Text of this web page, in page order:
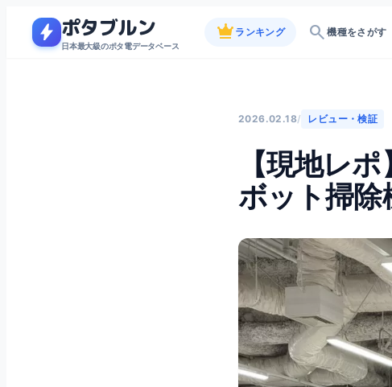
bolt ポタブルン
日本最大級のポタ電データベース
crown ランキング search機種をさがす
2026.02.18/ レビュー・検証
【現地レ
ボット掃除